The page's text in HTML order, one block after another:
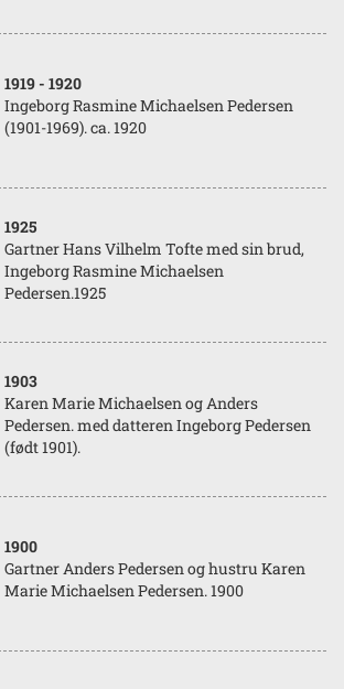
1919 - 1920
Ingeborg Rasmine Michaelsen Pedersen
(1901-1969). ca. 1920
1925
Gartner Hans Vilhelm Tofte med sin brud,
Ingeborg Rasmine Michaelsen
Pedersen.1925
1903
Karen Marie Michaelsen og Anders
Pedersen. med datteren Ingeborg Pedersen
(født 1901).
1900
Gartner Anders Pedersen og hustru Karen
Marie Michaelsen Pedersen. 1900